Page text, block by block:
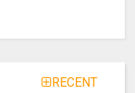
RECENT